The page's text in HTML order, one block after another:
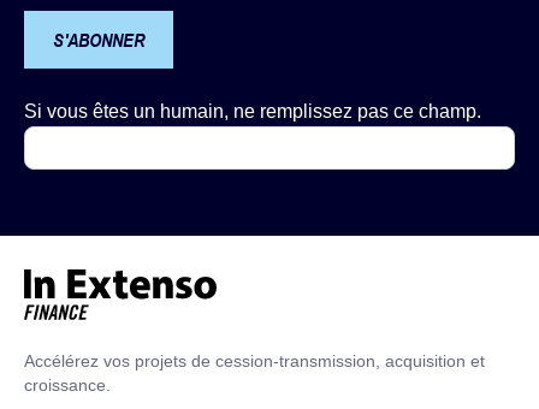
S'ABONNER
Si vous êtes un humain, ne remplissez pas ce champ.
Accélérez vos projets de cession-transmission, acquisition et
croissance.